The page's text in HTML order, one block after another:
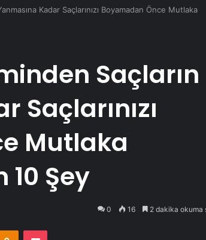
Kadar Saçlarınızı Boyamadan Önce Mutlaka
Saçların
Saçlarınızı
Mutlaka
10 Şey
0 16 2 dakika okuma
Odnoklassniki
Pocket